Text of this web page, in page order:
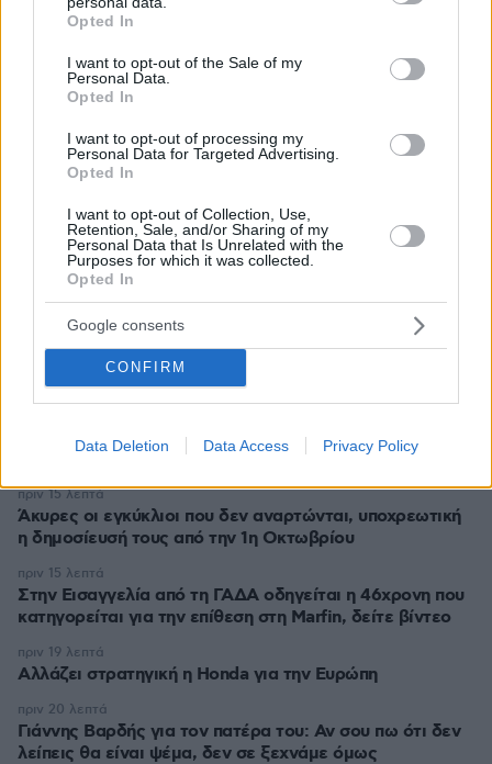
grant or deny consent to Google and its third-party tags to
use your data for below specified purposes in below Google
consent section.
Opted In
I want to opt-out of the Sale of my
Personal Data.
Opted In
I want to opt-out of processing my
Personal Data for Targeted Advertising.
Opted In
I want to opt-out of Collection, Use,
Retention, Sale, and/or Sharing of my
Personal Data that Is Unrelated with the
Purposes for which it was collected.
Opted In
Google consents
CONFIRM
Data Deletion Data Access Privacy Policy
Το street food στα καλύτερά του: 5 επιλογές σε
Αθήνα-Αρβανίτσα-Αντίκυρα: Ένα καλοκαιρινό road trip
πριν 7 λεπτά
Greek Goddess Beauty: Η τάση ομορφιάς που μας κάνει
πριν 9 λεπτά
Πότε τα φάρμακα για την υπερπλασία προστάτη δεν
«χρειάζονται» – Μελέτη εξηγεί
πριν 12 λεπτά
Έπεσαν οι υπογραφές για το Ειδικό Χωροταξικό Πλαίσιο
για τον Τουρισμό: Νέοι κανόνες για δόμηση και
επενδύσεις
Ποιο είναι το αγαπημένο αυτοκίνητο του Κυριάκου
Άκυρες οι εγκύκλιοι που δεν αναρτώνται, υποχρεωτική
η δημοσίευσή τους από την 1η Οκτωβρίου
πριν 15 λεπτά
Στην Εισαγγελία από τη ΓΑΔΑ οδηγείται η 46χρονη που
κατηγορείται για την επίθεση στη Marfin, δείτε βίντεο
πριν 15 λεπτά
Αλλάζει στρατηγική η Honda για την Ευρώπη
πριν 19 λεπτά
Γιάννης Βαρδής για τον πατέρα του: Αν σου πω ότι δεν
λείπεις θα είναι ψέμα, δεν σε ξεχνάμε όμως
πριν 20 λεπτά